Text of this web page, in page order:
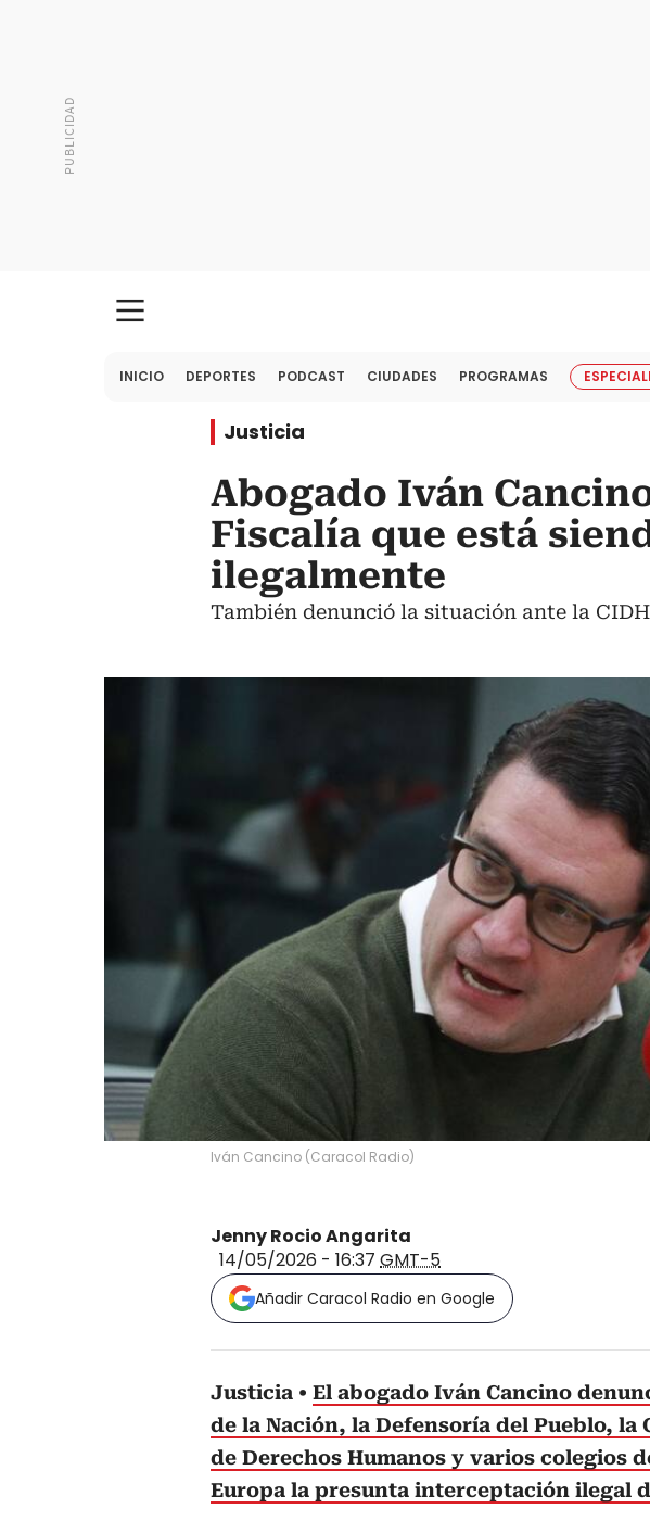
INICIO DEPORTES PODCAST CIUDADES PROGRAMAS
Justicia
Abogado Iván
Fiscalía que está
ilegalmente
También denunció la situación ante la
Iván Cancino (Caracol Radio)
Jenny Rocio Angarita
14/05/2026 - 16:37 GMT-5
Añadir Caracol Radio en Google
Justicia
El abogado Iván Cancino
de la Nación, la Defensoría del Pueblo,
de Derechos Humanos y varios colegios
Europa la presunta interceptación ilegal